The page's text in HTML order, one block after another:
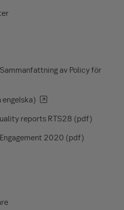
av Policy för
reports RTS28 (pdf)
2020 (pdf)